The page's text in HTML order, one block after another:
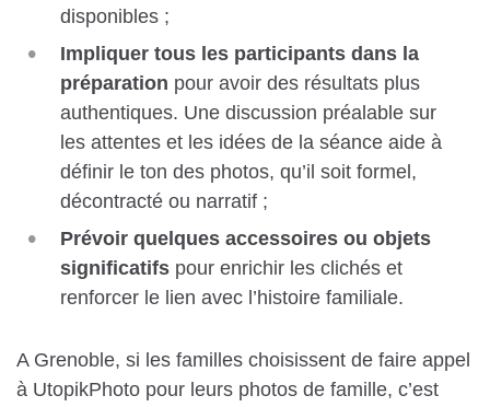
disponibles ;
Impliquer tous les participants dans la
préparation pour avoir des résultats plus
authentiques. Une discussion préalable sur
les attentes et les idées de la séance aide à
définir le ton des photos, qu’il soit formel,
décontracté ou narratif ;
Prévoir quelques accessoires ou objets
significatifs pour enrichir les clichés et
renforcer le lien avec l’histoire familiale.
A Grenoble, si les familles choisissent de faire appel
à UtopikPhoto pour leurs photos de famille, c’est